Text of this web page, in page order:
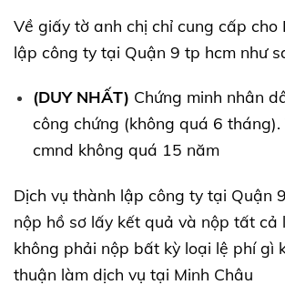
Về giấy tờ anh chị chỉ cung cấp cho
lập công ty tại Quận 9 tp hcm như
(DUY NHẤT) Chứng minh nhân
công chứng (không quá 6 tháng).
cmnd không quá 15 năm
Dịch vụ thành lập công ty tại Quận
nộp hồ sơ lấy kết quả và nộp tất cả
không phải nộp bất kỳ loại lệ phí gì
thuận làm dịch vụ tại Minh Châu